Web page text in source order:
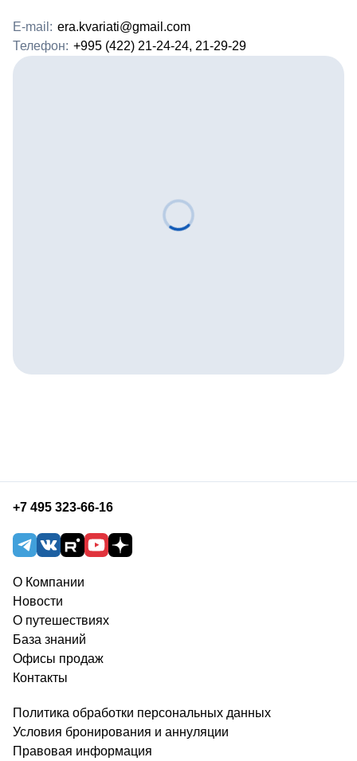
E-mail: era.kvariati@gmail.com
Телефон: +995 (422) 21-24-24, 21-29-29
+7 495 323-66-16
О Компании
Новости
О путешествиях
База знаний
Офисы продаж
Контакты
Политика обработки персональных данных
Условия бронирования и аннуляции
Правовая информация